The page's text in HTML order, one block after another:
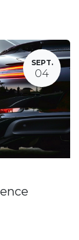
SEPT.
04